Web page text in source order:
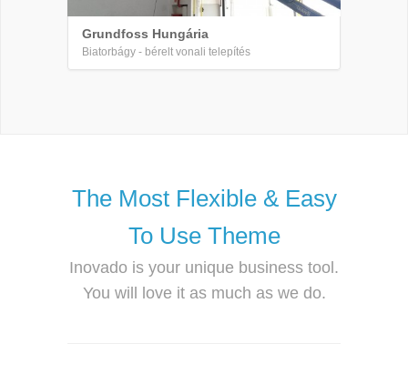
Grundfoss Hungária
Biatorbágy - bérelt vonali telepítés
The Most Flexible & Easy
To Use Theme
Inovado is your unique business tool.
You will love it as much as we do.